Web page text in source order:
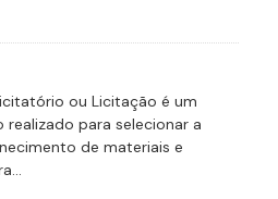
ou Licitação é um
para selecionar a
de materiais e